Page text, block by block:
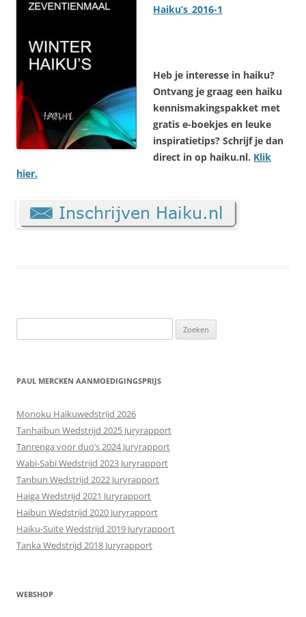
Haiku’s_2016-1
Heb je interesse in haiku?
Ontvang je graag een haiku
kennismakingspakket met
gratis e-boekjes en leuke
inspiratietips? Schrijf je dan
direct in op haiku.nl. Klik
hier.
naar:
PAUL MERCKEN AANMOEDIGINGSPRIJS
Monoku Haikuwedstrijd 2026
Tanhaibun Wedstrijd 2025 Juryrapport
Tanrenga voor duo’s 2024 Juryrapport
Wabi-Sabi Wedstrijd 2023 Juryrapport
Tanbun Wedstrijd 2022 Juryrapport
Haiga Wedstrijd 2021 Juryrapport
Haibun Wedstrijd 2020 Juryrapport
Haiku-Suite Wedstrijd 2019 Juryrapport
Tanka Wedstrijd 2018 Juryrapport
WEBSHOP